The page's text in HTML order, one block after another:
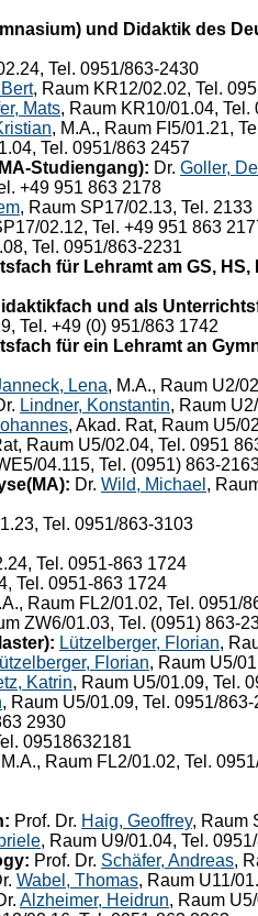
und Didaktik des
Tel. 0951/863-2430
, Raum KR12/02.02, Tel.
Mats, Raum KR10/01.04, Tel.
, M.A., Raum FI5/01.21,
Tel. 0951/863 2457
Studiengang): Dr. Goller,
+49 951 863 2178
, Raum SP17/02.13, Tel. 2133
02.12, Tel. +49 951 863
Tel. 0951/863-2231
für Lehramt am GS, HS,
und als
Tel. +49 (0) 951/863 1742
für ein Lehramt an
Lena, M.A., Raum U2/
Lindner, Konstantin, Raum
, Akad. Rat, Raum U5/
Raum U5/02.04, Tel. 0951
04.115, Tel. (0951) 863-
Dr. Wild, Michael ,
Tel. 0951/863-3103
Tel. 0951-863 1724
Tel. 0951-863 1724
Raum FL2/01.02, Tel. 0951/
ZW6/01.03, Tel. (0951) 863-
Lützelberger, Florian,
Florian, Raum U5/
Katrin, Raum U5/01.09, Tel.
, Raum U5/01.09, Tel. 0951/863-
2930
09518632181
M.A., Raum FL2/01.02, Tel.
Prof. Dr. Haig, Geoffrey, Raum
, Raum U9/01.04, Tel.
Prof. Dr. Schäfer, Andreas,
Wabel, Thomas, Raum U11/
Alzheimer, Heidrun, Raum